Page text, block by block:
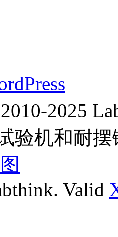
2025
验机和耐
Valid